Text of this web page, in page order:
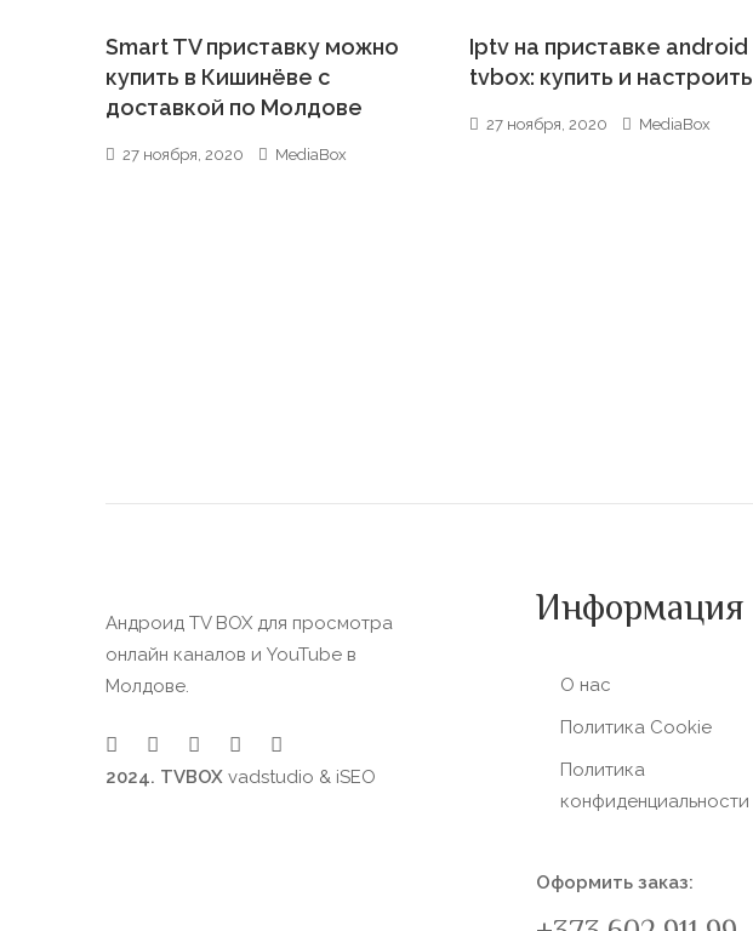
Smart TV приставку можно
купить в Кишинёве с
доставкой по Молдове
27 ноября, 2020 MediaBox
Iptv на приставке android
tvbox: купить и настроить
27 ноября, 2020 MediaBox
Андроид TV BOX для просмотра
онлайн каналов и YouTube в
Молдове.
2024. TVBOX vadstudio & iSEO
Информация
О нас
Политика Сookie
Политика
конфиденциальности
Оформить заказ: